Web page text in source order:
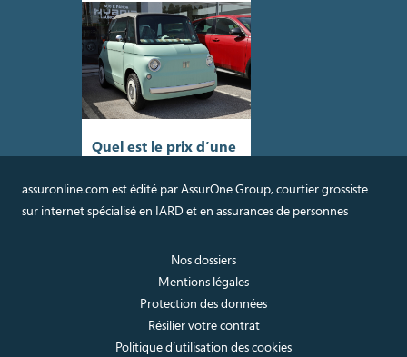
Quel est le prix d’une
permis ?
Publié le 2025-04-14
s’impose aujourd’hui comme
une solution moderne dans le
monde des VSP (véhicules
sans permis). Accessible à un
prix de départ de 9 890 €,
elle […]
assuronline.com est édité par AssurOne Group, courtier grossiste
sur internet spécialisé en IARD et en assurances de personnes
Nos dossiers
Mentions légales
Protection des données
Résilier votre contrat
Politique d’utilisation des cookies